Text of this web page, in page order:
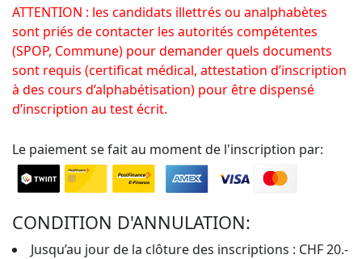
ATTENTION : les candidats illettrés ou analphabètes
sont priés de contacter les autorités compétentes
(SPOP, Commune) pour demander quels documents
sont requis (certificat médical, attestation d’inscription
à des cours d’alphabétisation) pour être dispensé
d’inscription au test écrit.
Le paiement se fait au moment de l'inscription par:
CONDITION D'ANNULATION:
Jusqu’au jour de la clôture des inscriptions : CHF 20.-